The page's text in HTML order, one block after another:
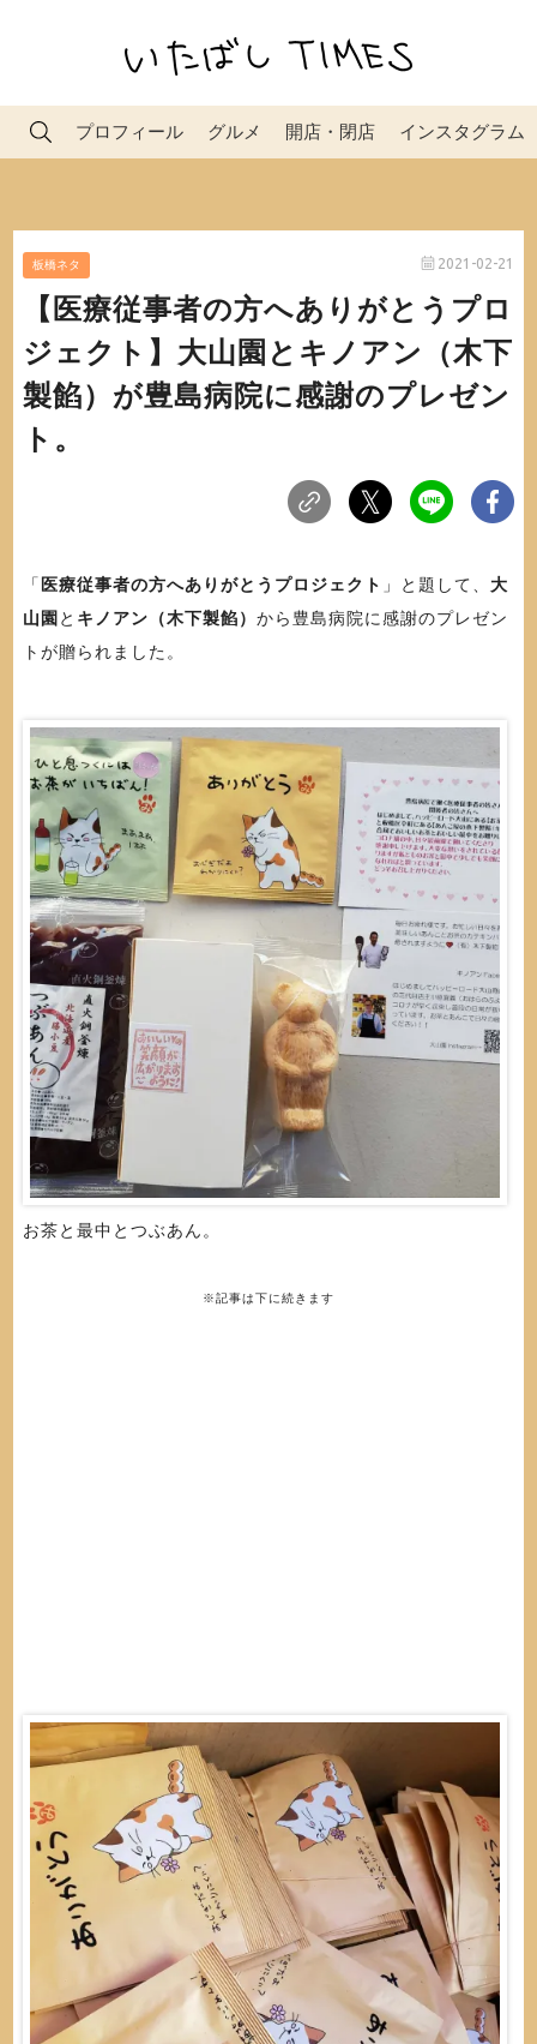
プロフィール グルメ 開店・閉店 インスタグラム
板橋ネタ 2021-02-21
【医療従事者の方へありがとうプロ
ジェクト】大山園とキノアン（木下
製餡）が豊島病院に感謝のプレゼン
ト。
「 医療従事者の方へありがとうプロジェクト 」と題して、 大
山園 と キノアン（木下製餡） から豊島病院に感謝のプレゼン
トが贈られました。
お茶と最中とつぶあん。
※記事は下に続きます